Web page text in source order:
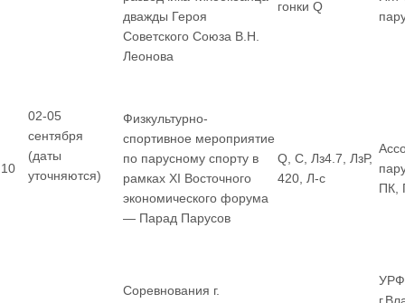
дважды Героя
Советского Союза В.Н.
Леонова
гонки Q
10
02-05
сентября
(даты
уточняются)
Физкультурно-
спортивное мероприятие
по парусному спорту в
рамках XI Восточного
экономического форума
— Парад Парусов
Q, С, Лз4.7, ЛзР,
420, Л-с
ПК,
Соревнования г.